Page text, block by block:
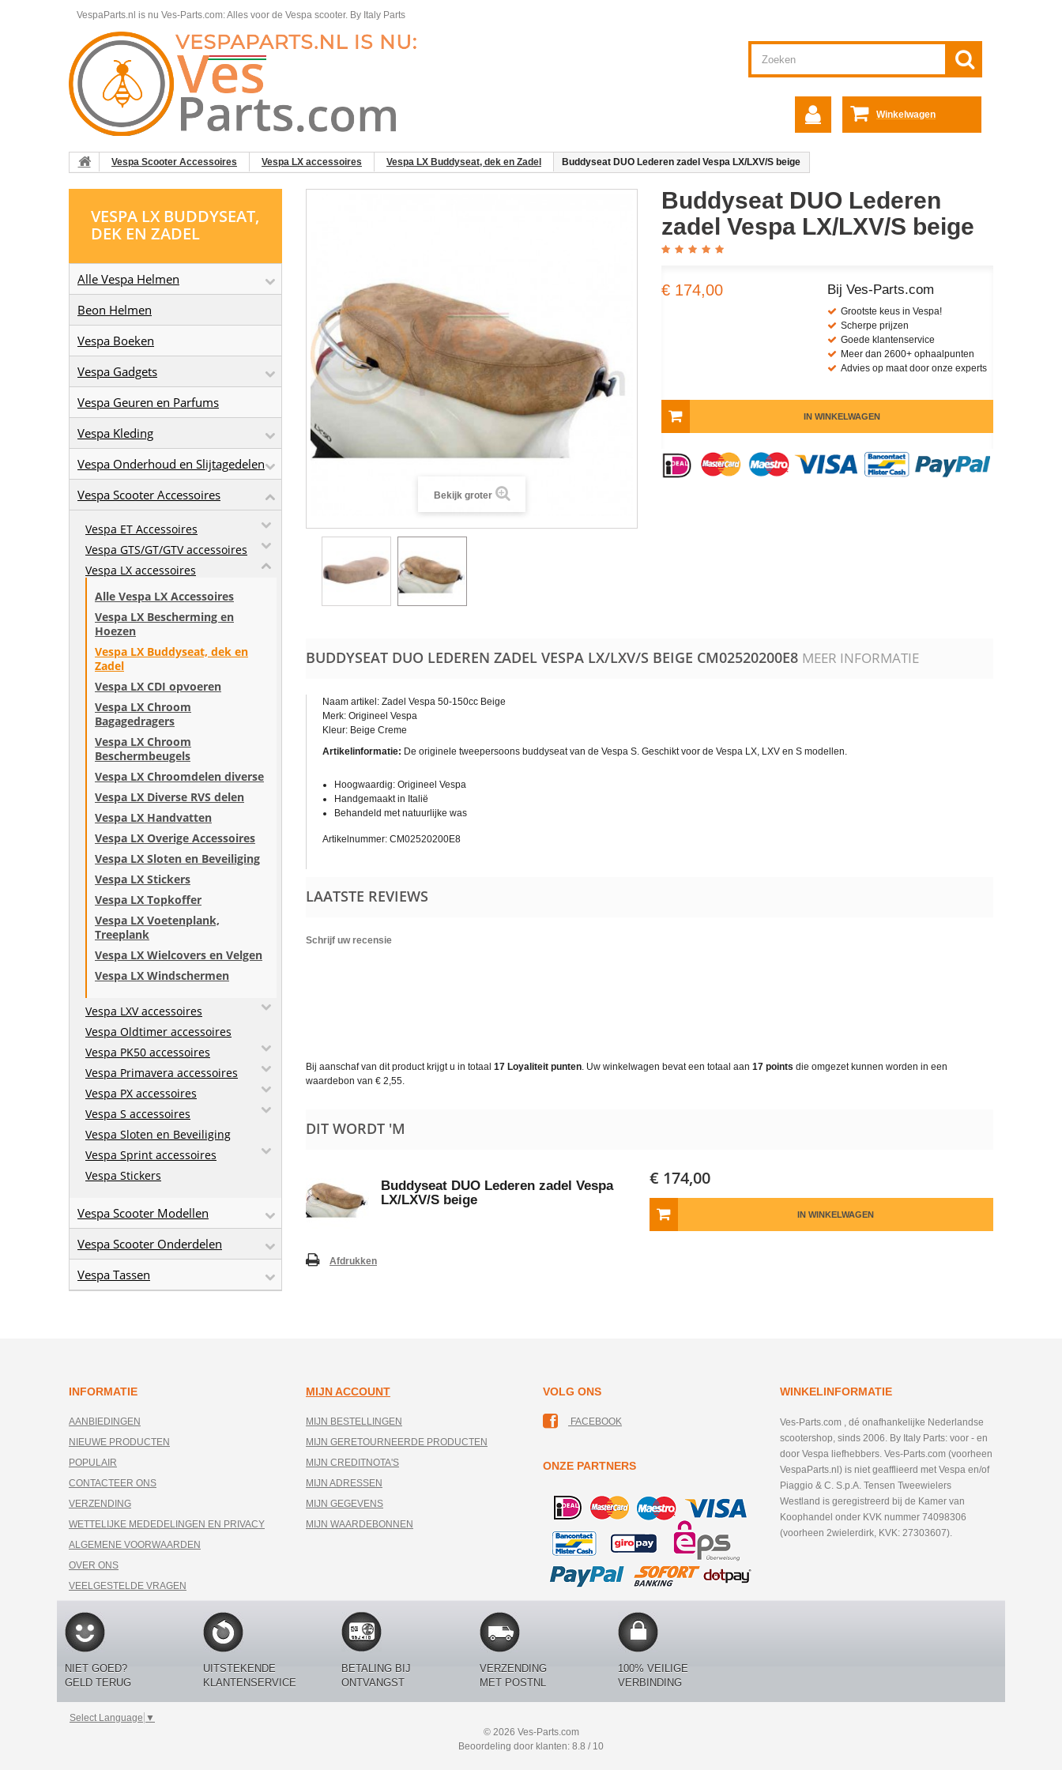
VespaParts.nl is nu Ves-Parts.com: Alles voor de Vespa scooter. By Italy Parts
Winkelwagen
Vespa Scooter Accessoires Vespa LX accessoires Vespa LX Buddyseat, dek en Zadel Buddyseat DUO Lederen zadel Vespa LX/LXV/S beige
VESPA LX BUDDYSEAT,
DEK EN ZADEL
Alle Vespa Helmen
Beon Helmen
Vespa Boeken
Vespa Gadgets
Vespa Geuren en Parfums
Vespa Kleding
Vespa Onderhoud en Slijtagedelen
Vespa Scooter Accessoires
Vespa ET Accessoires
Vespa GTS/GT/GTV accessoires
Vespa LX accessoires
Alle Vespa LX Accessoires
Vespa LX Bescherming en
Hoezen
Vespa LX Buddyseat, dek en
Zadel
Vespa LX CDI opvoeren
Vespa LX Chroom
Bagagedragers
Vespa LX Chroom
Beschermbeugels
Vespa LX Chroomdelen diverse
Vespa LX Diverse RVS delen
Vespa LX Handvatten
Vespa LX Overige Accessoires
Vespa LX Sloten en Beveiliging
Vespa LX Stickers
Vespa LX Topkoffer
Vespa LX Voetenplank,
Treeplank
Vespa LX Wielcovers en Velgen
Vespa LX Windschermen
Vespa LXV accessoires
Vespa Oldtimer accessoires
Vespa PK50 accessoires
Vespa Primavera accessoires
Vespa PX accessoires
Vespa S accessoires
Vespa Sloten en Beveiliging
Vespa Sprint accessoires
Vespa Stickers
Vespa Scooter Modellen
Vespa Scooter Onderdelen
Vespa Tassen
Bekijk groter
Buddyseat DUO Lederen
zadel Vespa LX/LXV/S beige
€ 174,00 Bij Ves-Parts.com
Grootste keus in Vespa!
Scherpe prijzen
Goede klantenservice
Meer dan 2600+ ophaalpunten
Advies op maat door onze experts
IN WINKELWAGEN
BUDDYSEAT DUO LEDEREN ZADEL VESPA LX/LXV/S BEIGE CM02520200E8 MEER INFORMATIE
Naam artikel: Zadel Vespa 50-150cc Beige
Merk: Origineel Vespa
Kleur: Beige Creme
Artikelinformatie: De originele tweepersoons buddyseat van de Vespa S. Geschikt voor de Vespa LX, LXV en S modellen.
Hoogwaardig: Origineel Vespa
Handgemaakt in Italië
Behandeld met natuurlijke was
Artikelnummer: CM02520200E8
LAATSTE REVIEWS
Schrijf uw recensie
Bij aanschaf van dit product krijgt u in totaal 17 Loyaliteit punten. Uw winkelwagen bevat een totaal aan 17 points die omgezet kunnen worden in een
waardebon van € 2,55.
DIT WORDT 'M
Buddyseat DUO Lederen zadel Vespa
LX/LXV/S beige
€ 174,00
IN WINKELWAGEN
Afdrukken
INFORMATIE
AANBIEDINGEN
NIEUWE PRODUCTEN
POPULAIR
CONTACTEER ONS
VERZENDING
WETTELIJKE MEDEDELINGEN EN PRIVACY
ALGEMENE VOORWAARDEN
OVER ONS
VEELGESTELDE VRAGEN
MIJN ACCOUNT
MIJN BESTELLINGEN
MIJN GERETOURNEERDE PRODUCTEN
MIJN CREDITNOTA'S
MIJN ADRESSEN
MIJN GEGEVENS
MIJN WAARDEBONNEN
VOLG ONS
FACEBOOK
ONZE PARTNERS
WINKELINFORMATIE
Ves-Parts.com , dé onafhankelijke Nederlandse
scootershop, sinds 2006. By Italy Parts: voor - en
door Vespa liefhebbers. Ves-Parts.com (voorheen
VespaParts.nl) is niet geafflieerd met Vespa en/of
Piaggio & C. S.p.A. Tensen Tweewielers
Westland is geregistreerd bij de Kamer van
Koophandel onder KVK nummer 74098306
(voorheen 2wielerdirk, KVK: 27303607).
NIET GOED?
GELD TERUG
UITSTEKENDE
KLANTENSERVICE
BETALING BIJ
ONTVANGST
VERZENDING
MET POSTNL
100% VEILIGE
VERBINDING
Select Language ▼
© 2026 Ves-Parts.com
Beoordeling door klanten: 8.8 / 10